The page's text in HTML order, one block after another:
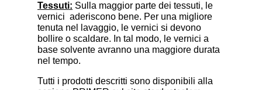
Tessuti: Sulla maggior parte dei tessuti, le
vernici aderiscono bene. Per una migliore
tenuta nel lavaggio, le vernici si devono
bollire o scaldare. In tal modo, le vernici a
base solvente avranno una maggiore durata
nel tempo.
Tutti i prodotti descritti sono disponibili alla